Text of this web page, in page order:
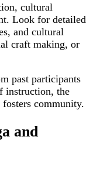
cultural
Look for detailed
and cultural
craft making, or
past participants
instruction, the
community.
and